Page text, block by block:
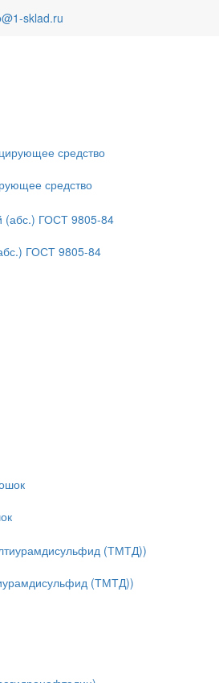
sklad.ru
средство
ГОСТ 9805-84
(ТМТД))